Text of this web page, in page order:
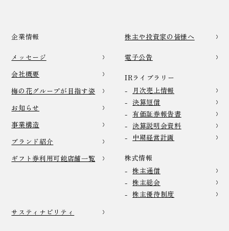
企業情報
メッセージ
会社概要
梅の花グループが目指す姿
お知らせ
事業構造
ブランド紹介
ギフト券利用可能店舗一覧
株主や投資家の皆様へ
電子公告
IRライブラリー
月次売上情報
決算短信
有価証券報告書
決算説明会資料
中期経営計画
株式情報
株主通信
株主総会
株主優待制度
サスティナビリティ